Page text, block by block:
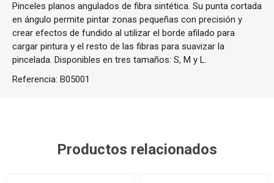
Pinceles planos angulados de fibra sintética. Su punta cortada
en ángulo permite pintar zonas pequeñas con precisión y
crear efectos de fundido al utilizar el borde afilado para
cargar pintura y el resto de las fibras para suavizar la
pincelada. Disponibles en tres tamaños: S, M y L.
Referencia: B05001
Productos relacionados